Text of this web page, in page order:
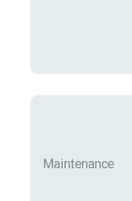
Maintenance